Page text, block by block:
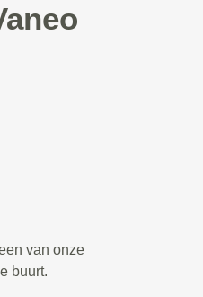
van onze
buurt.